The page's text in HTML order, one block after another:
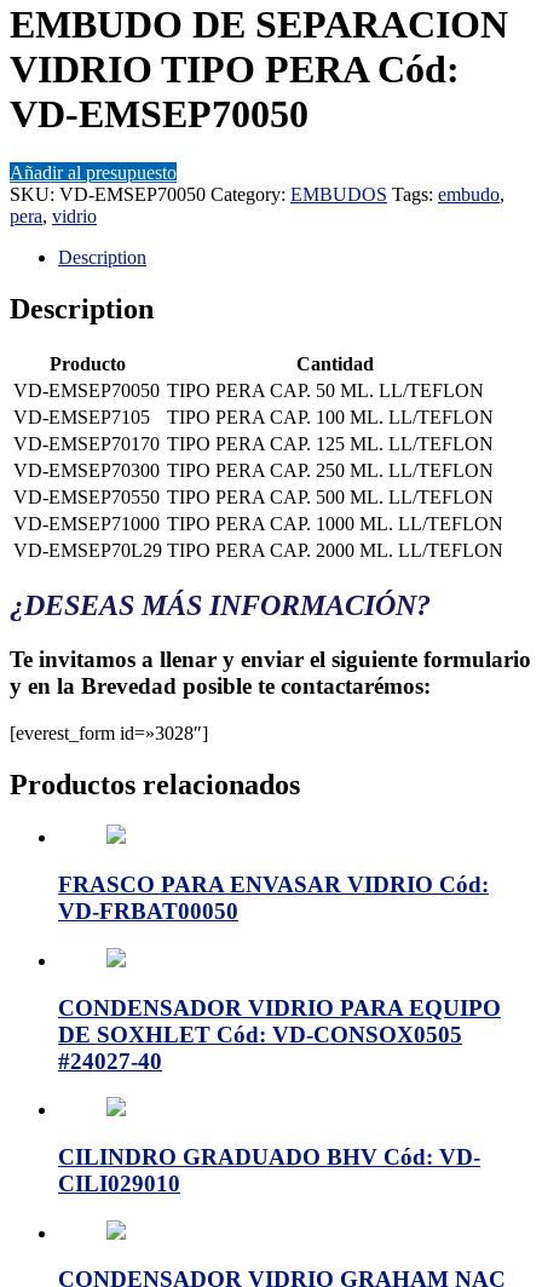
EMBUDO DE SEPARACION
VIDRIO TIPO PERA Cód:
VD-EMSEP70050
Añadir al presupuesto
SKU: VD-EMSEP70050 Category: EMBUDOS Tags: embudo,
pera, vidrio
Description
Description
Producto
Cantidad
VD-EMSEP70050 TIPO PERA CAP. 50 ML. LL/TEFLON
VD-EMSEP7105
TIPO PERA CAP. 100 ML. LL/TEFLON
VD-EMSEP70170 TIPO PERA CAP. 125 ML. LL/TEFLON
VD-EMSEP70300 TIPO PERA CAP. 250 ML. LL/TEFLON
VD-EMSEP70550 TIPO PERA CAP. 500 ML. LL/TEFLON
VD-EMSEP71000 TIPO PERA CAP. 1000 ML. LL/TEFLON
VD-EMSEP70L29 TIPO PERA CAP. 2000 ML. LL/TEFLON
¿DESEAS MÁS INFORMACIÓN?
Te invitamos a llenar y enviar el siguiente formulario
y en la Brevedad posible te contactarémos:
[everest_form id=»3028″]
Productos relacionados
FRASCO PARA ENVASAR VIDRIO Cód:
VD-FRBAT00050
CONDENSADOR VIDRIO PARA EQUIPO
DE SOXHLET Cód: VD-CONSOX0505
#24027-40
CILINDRO GRADUADO BHV Cód: VD-
CILI029010
CONDENSADOR VIDRIO GRAHAM NAC